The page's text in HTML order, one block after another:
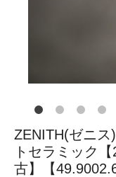
ZENITH(ゼニス
トセラミック
古】【